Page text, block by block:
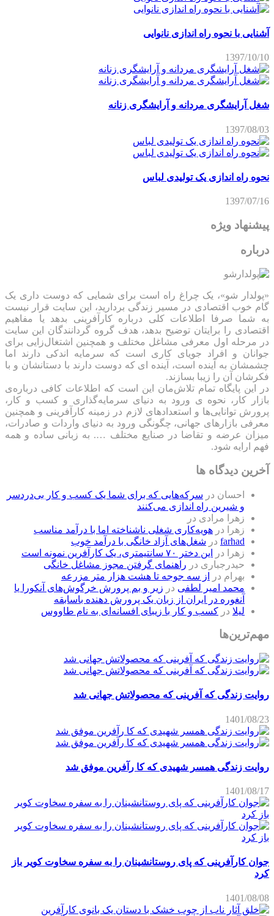
آشنایی با نحوه راه اندازی نانوایی
1397/10/10
شغل آرایشگری مردانه و آرایشگری زنانه
1397/08/03
نحوه راه اندازی یک تولیدی لباس
1397/07/16
پیشنهاد ویژه
درباره
«پولدار شو»، یک چراغ راه است برای شمایی که دوست داری یک
گام خوب اقتصادی در مسیر زندگی بردارید، این سایت قرار نیست
به شما صرفا اطلاعات کلی درباره کارآفرینی بدهد یا مفاهیم
اقتصادی را برایتان توضیح بدهد، هدف گروه گردانندگان این سایت
در مرحله اول معرفی مشاغل مختلف و همچنین اشتغال‌زایی برای
جوانان و افراد جویای کاری است که سرمایه اندکی دارند اما
چشمشان به آینده است، آینده ای که دوست دارند با دستانشان و با
فکرشان آن را زیبا بسازند.
در این پایگاه تمام تلاش‌مان این است که ‌اطلاعات کافی درباره‌ی
بازار کار، نحوه ی ورود به دنیای سرمایه‌گذاری و کسب و کار،
پرورش توانایی‌ها و استعدادهای لازم در زمینه کارآفرینی و همچنین
معرفی بازارهای جهانی، چگونگی ورود به دنیای واردات و صادرات،
میزان عرضه و تقاضا در صنایع مختلف …. به زبانی ساده و همه
فهم ارایه شود.
آخرین دیدگاه ها
احسان در سرکه‌هایی که برای شما یک کسب و کار بی‌دردسر
و شیرین راه اندازی می‌کنند
زهرا مرادی در
زهرا
در هویه‌کاری شغلی ناشناخته اما با درآمد مناسب
farhad در شغل‌های آزاد خانگی با درآمد خوب
زهرا
در
این دختر ۷۰ سانتیمتری، یک کارآفرین نمونه است
حیدرجباری در راهنمای گرفتن مجوز مشاغل خانگی
بهرام در
از سه جوجه تا هشت هزار متر مزرعه
محمد امیر لطفی در زیر و بم پرورش خرگوش‌های آنکورا یا
آنغوره در ایران از زبان یک پرورش دهنده باسابقه
لیلا در کسب و کار با زیبای افسانه‌ای به نام طاووس
مهم‌ترین‌ها
روایت زندگی که آفرینی که محصولاتش جهانی شد
1401/08/23
روایت زندگی همسر شهیدی که کا رآفرین موفق شد
1401/08/17
جوان کارآفرینی که پای روستانشینان را به سفره سخاوت کویر باز
کرد
1401/08/08